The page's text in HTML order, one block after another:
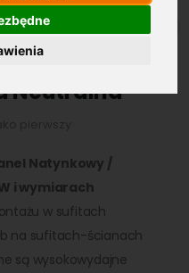
/
36W
Neutralna
Natynkowy /
i wymiarach
w sufitach
na sufitach-ścianach
są wysokowydajne